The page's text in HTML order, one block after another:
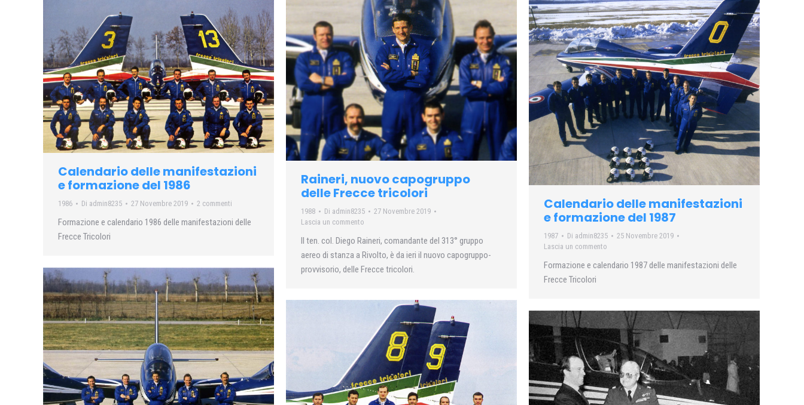
Calendario delle manifestazioni
e formazione del 1986
1986 Di admin8235 27 Novembre 2019 2 commenti
Formazione e calendario 1986 delle manifestazioni delle
Frecce Tricolori
Raineri, nuovo capogruppo
delle Frecce tricolori
1988 Di admin8235
27 Novembre 2019
Lascia un commento
Il ten. col. Diego Raineri, comandante del 313° gruppo
aereo di stanza a Rivolto, è da ieri il nuovo capogruppo-
provvisorio, delle Frecce tricolori.
Calendario delle manifestazioni
e formazione del 1987
1987 Di admin8235
25 Novembre 2019
Lascia un commento
Formazione e calendario 1987 delle manifestazioni delle
Frecce Tricolori